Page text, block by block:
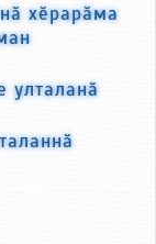
хӗрарӑма
улталанӑ